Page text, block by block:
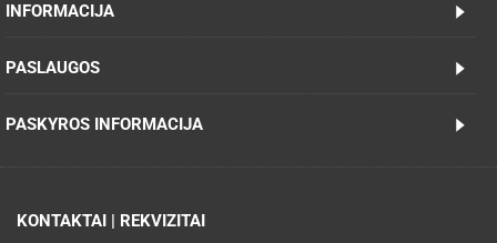
INFORMACIJA
PASLAUGOS
PASKYROS INFORMACIJA
KONTAKTAI | REKVIZITAI